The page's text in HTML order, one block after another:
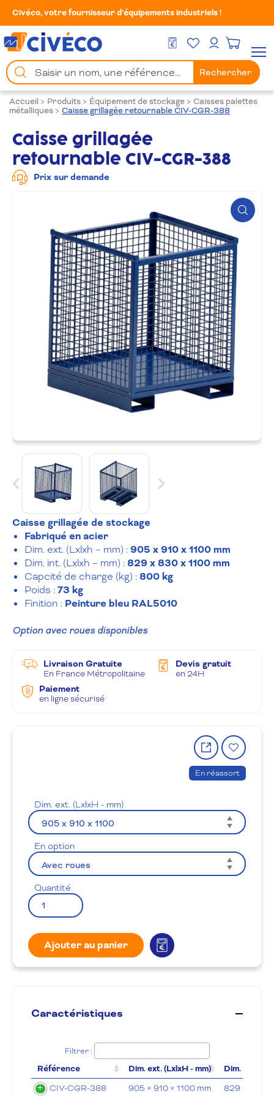
Civéco, votre fournisseur d’équipements industriels !
DEVIS GRATUIT
Mes FavorisMon compte
Chercher
un
produit
Rechercher
Accueil > Produits > Équipement de stockage > Caisses palettes
métalliques > Caisse grillagée retournable CIV-CGR-388
Caisse grillagée
retournable CIV-CGR-388
Prix sur demande
Zoom
Caisse grillagée de stockage
Fabriqué en acier
Dim. ext. (Lxlxh – mm) :905 x 910 x 1100 mm
Dim. int. (Lxlxh – mm) :829 x 830 x 1100 mm
Capcité de charge (kg) :800 kg
Poids :73 kg
Finition : Peinture bleu RAL5010
Option avec roues disponibles
Livraison Gratuite
En France Métropolitaine
Devis gratuit
en 24H
Paiement
en ligne sécurisé
Partager
le
produit
à
la
En réassort
Dim. ext. (LxlxH - mm)
En option
Quantité
Ajouter au panier
Caractéristiques
Filtrer :
Référence Dim. ext. (LxlxH - mm) Dim. int.
CIV-CGR-388 905 × 910 × 1100 mm 829 x 830 x